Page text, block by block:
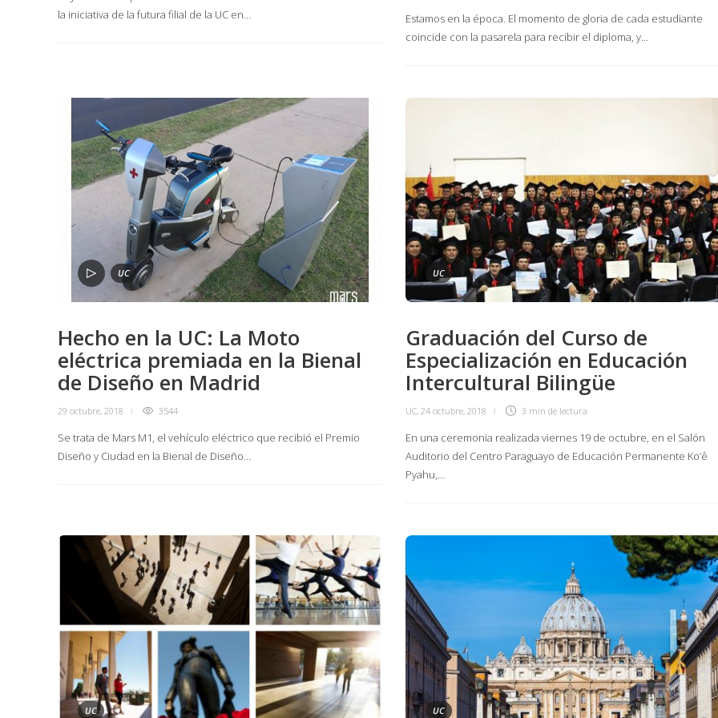
la iniciativa de la futura filial de la UC en…
Estamos en la época. El momento de gloria de cada estudiante
coincide con la pasarela para recibir el diploma, y…
UC
Hecho en la UC: La Moto
eléctrica premiada en la Bienal
de Diseño en Madrid
29 octubre, 2018 3544
Se trata de Mars M1, el vehículo eléctrico que recibió el Premio
Diseño y Ciudad en la Bienal de Diseño…
UC
Graduación del Curso de
Especialización en Educación
Intercultural Bilingüe
UC, 24 octubre, 2018 3 min de lectura
En una ceremonia realizada viernes 19 de octubre, en el Salón
Auditorio del Centro Paraguayo de Educación Permanente Ko’ê
Pyahu,…
UC UC